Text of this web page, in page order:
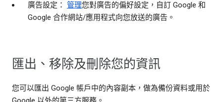
廣告設定： 管理您對廣告的偏好設定，自訂 Google 和
Google 合作網站/應用程式向您放送的廣告。
匯出、移除及刪除您的資訊
您可以匯出 Google 帳戶中的內容副本，做為備份資料或用於